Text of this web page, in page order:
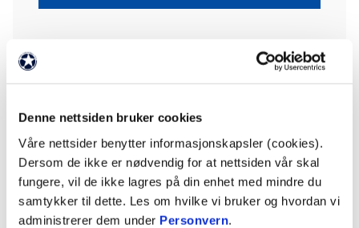
Denne nettsiden bruker cookies
Våre nettsider benytter informasjonskapsler (cookies).
Dersom de ikke er nødvendig for at nettsiden vår skal
fungere, vil de ikke lagres på din enhet med mindre du
samtykker til dette. Les om hvilke vi bruker og hvordan vi
administrerer dem under Personvern.
Motstander: Molde FK
Portene åpner: 19.00
Resultat 2017: 4-0
Antall på bortefeltet 2017: 77
Arenainfo
Arena: Aker stadion
Kapasitet: 11.800